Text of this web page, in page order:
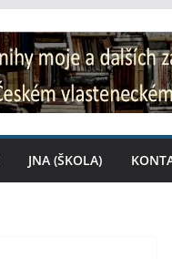
JNA (ŠKOLA)